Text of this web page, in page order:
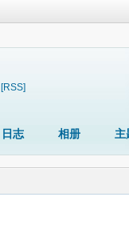
[RSS]
日志 相册 主